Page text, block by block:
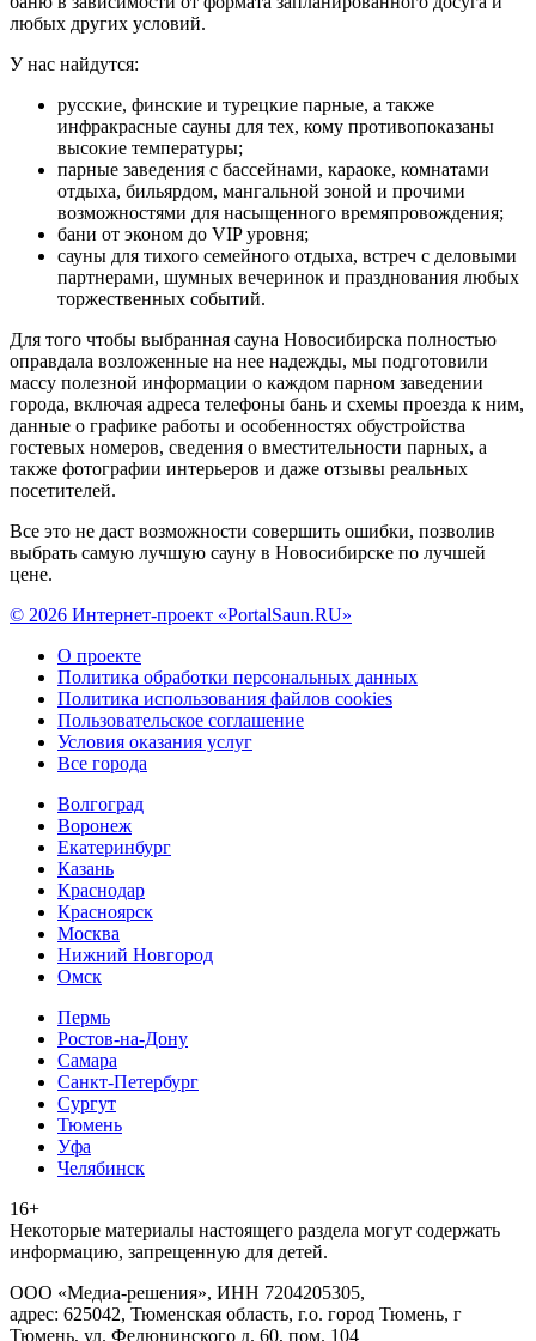
любых других условий.
У нас найдутся:
русские, финские и турецкие парные, а также
инфракрасные сауны для тех, кому противопоказаны
высокие температуры;
парные заведения с бассейнами, караоке, комнатами
отдыха, бильярдом, мангальной зоной и прочими
возможностями для насыщенного времяпровождения;
бани от эконом до VIP уровня;
сауны для тихого семейного отдыха, встреч с деловыми
партнерами, шумных вечеринок и празднования любых
торжественных событий.
Для того чтобы выбранная сауна Новосибирска полностью
оправдала возложенные на нее надежды, мы подготовили
массу полезной информации о каждом парном заведении
города, включая адреса телефоны бань и схемы проезда к ним,
данные о графике работы и особенностях обустройства
гостевых номеров, сведения о вместительности парных, а
также фотографии интерьеров и даже отзывы реальных
посетителей.
Все это не даст возможности совершить ошибки, позволив
выбрать самую лучшую сауну в Новосибирске по лучшей
цене.
© 2026 Интернет-проект «PortalSaun.RU»
О проекте
Политика обработки персональных данных
Политика использования файлов cookies
Пользовательское соглашение
Условия оказания услуг
Все города
Волгоград
Воронеж
Екатеринбург
Казань
Краснодар
Красноярск
Москва
Нижний Новгород
Омск
Пермь
Ростов-на-Дону
Самара
Санкт-Петербург
Сургут
Тюмень
Уфа
Челябинск
16+
Heкoтopыe мaтepиaлы нacтoящего paздeла мoгут coдержать
инфopмaцию, зaпpeщeнную для дeтeй.
ООО «Медиа-решения», ИНН 7204205305,
адрес: 625042, Тюменская область, г.о. город Тюмень, г
Тюмень, ул. Федюнинского д. 60, пом. 104